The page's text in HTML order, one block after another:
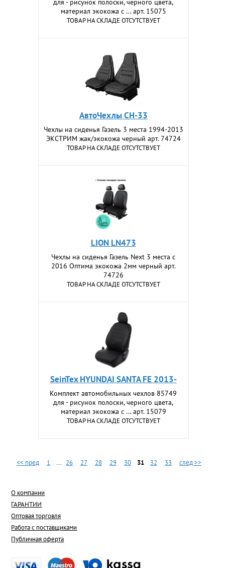
для - рисунок полоски, черного цвета,
материал экокожа с ... арт. 15075
ТОВАР НА СКЛАДЕ ОТСУТСТВУЕТ
АвтоЧехлы CH-33
Чехлы на сиденья Газель 3 места 1994-2013
ЭКСТРИМ жак/экокожа черный арт. 74724
ТОВАР НА СКЛАДЕ ОТСУТСТВУЕТ
LION LN473
Чехлы на сиденья Газель Next 3 места с
2016 Оптима экокожа 2мм черный арт.
74726
ТОВАР НА СКЛАДЕ ОТСУТСТВУЕТ
SeinTex HYUNDAI SANTA FE 2013-
Комплект автомобильных чехлов 85749
для - рисунок полоски, черного цвета,
материал экокожа с ... арт. 15079
ТОВАР НА СКЛАДЕ ОТСУТСТВУЕТ
<< пред 1 ... 26 27 28 29 30 31 32 33 след >>
О компании
ГАРАНТИИ
Оптовая торговля
Работа с поставщиками
Публичная оферта